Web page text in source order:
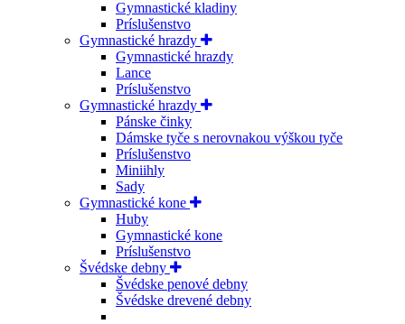
Gymnastické kladiny
Príslušenstvo
Gymnastické hrazdy
Gymnastické hrazdy
Lance
Príslušenstvo
Gymnastické hrazdy
Pánske činky
Dámske tyče s nerovnakou výškou tyče
Príslušenstvo
Miniihly
Sady
Gymnastické kone
Huby
Gymnastické kone
Príslušenstvo
Švédske debny
Švédske penové debny
Švédske drevené debny